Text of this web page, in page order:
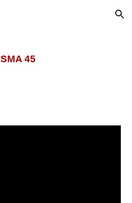
Skip to navigation
SMA 45